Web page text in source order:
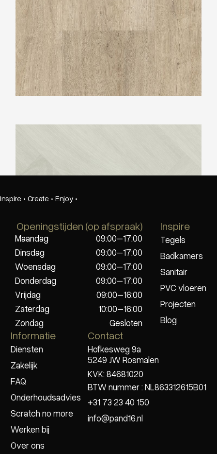
Inspire · Create · Enjoy ·
Openingstijden (op afspraak)
Maandag
09:00–17:00
Dinsdag
09:00–17:00
Woensdag
09:00–17:00
Donderdag
09:00–17:00
Vrijdag
09:00–16:00
Zaterdag
10:00–16:00
Zondag
Gesloten
Inspire
Tegels
Badkamers
Sanitair
PVC vloeren
Projecten
Blog
Informatie
Diensten
Zakelijk
FAQ
Onderhoudsadvies
Scratch no more
Werken bij
Over ons
Contact
Hofkesweg 9a
5249 JW Rosmalen
KVK: 84681020
BTW nummer : NL863312615B01
+31 73 23 40 150
info@pand16.nl